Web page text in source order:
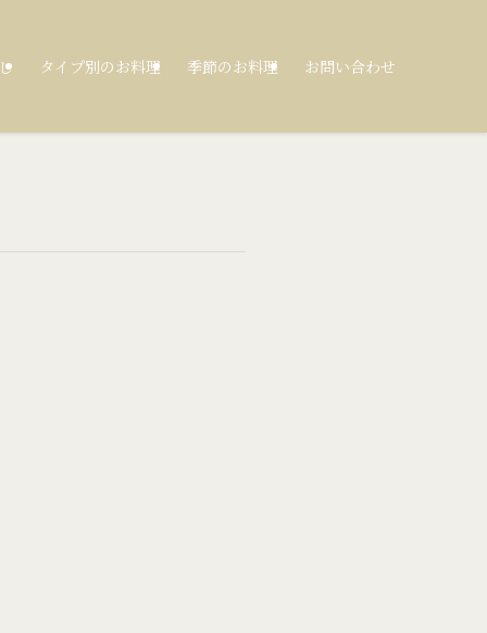
タイプ別のお料理 季節のお料理 お問い合わせ